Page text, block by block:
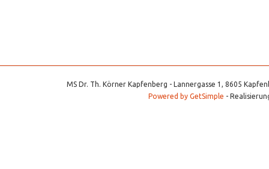
MS Dr. Th. Körner Kapfenberg - Lannergasse 1, 8605
Powered by GetSimple -